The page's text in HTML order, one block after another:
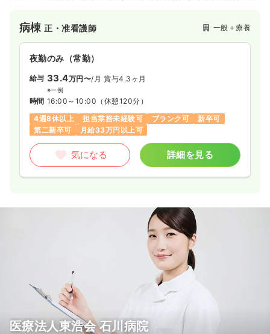
病棟正・准看護師 一般＋療養
夜勤のみ（常勤）
給与 33.4万円〜/月 賞与4.3ヶ月
※一例
時間 16:00～10:00 （休憩120分）
4週8休以上
担当業務未経験可 ブランク可
新卒可
第二新卒可
月給33万円以上可
気になる 詳細を見る
医療法人東浩会 石川病院